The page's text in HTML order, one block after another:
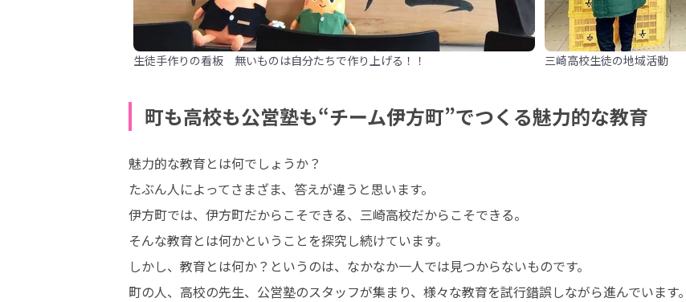
生徒手作りの看板 無いものは自分たちで作り上げる！！ 三崎高校生徒の地域活動
町も高校も公営塾も“チーム伊方町”でつくる魅力的な教育
魅力的な教育とは何でしょうか？
たぶん人によってさまざま、答えが違うと思います。
伊方町では、伊方町だからこそできる、三崎高校だからこそできる。
そんな教育とは何かということを探究し続けています。
しかし、教育とは何か？というのは、なかなか一人では見つからないものです。
町の人、高校の先生、公営塾のスタッフが集まり、様々な教育を試行錯誤しながら進んでいます。